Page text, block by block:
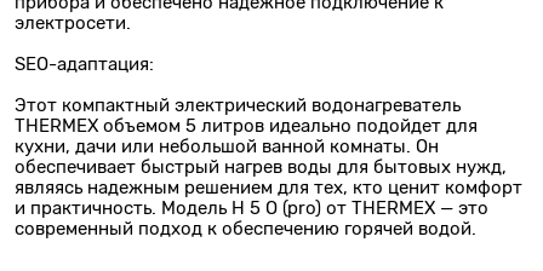
электросети.
SEO-адаптация:
Этот компактный электрический водонагреватель
THERMEX объемом 5 литров идеально подойдет для
кухни, дачи или небольшой ванной комнаты. Он
обеспечивает быстрый нагрев воды для бытовых нужд,
являясь надежным решением для тех, кто ценит комфорт
и практичность. Модель H 5 O (pro) от THERMEX — это
современный подход к обеспечению горячей водой.